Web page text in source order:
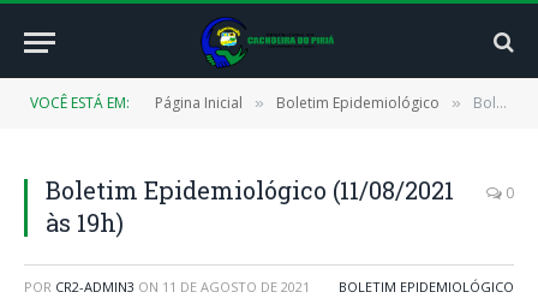
VOCÊ ESTÁ EM: Página Inicial » Boletim Epidemiológico » Boletim Epidemiológico (11/08/2021 às 19h)
Boletim Epidemiológico (11/08/2021
às 19h)
0
POR CR2-ADMIN3 ON 11 DE AGOSTO DE 2021 BOLETIM EPIDEMIOLÓGICO